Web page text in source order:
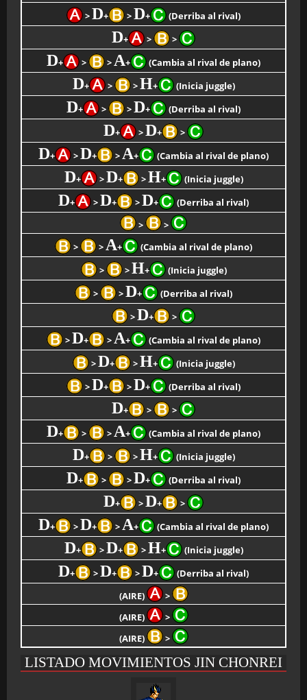
>D+ >D+ (Derriba al rival)
D+ > >
D+ > > A+ (Cambia al rival de plano)
D+ > >H+ (Inicia juggle)
D+ > >D+ (Derriba al rival)
D+ >D+ >
D+ >D+ > A+ (Cambia al rival de plano)
D+ >D+ >H+ (Inicia juggle)
D+ >D+ >D+
(Derriba al rival)
>
>
>
> A+
(Cambia al rival de plano)
>
>H+
(Inicia juggle)
>
>D+
(Derriba al rival)
>D+
>
>D+ > A+
(Cambia al rival de plano)
>D+ >H+
(Inicia juggle)
>D+ >D+ (Derriba al rival)
D+ > >
D+ > > A+ (Cambia al rival de plano)
D+ > >H+ (Inicia juggle)
D+ > >D+ (Derriba al rival)
D+ >D+ >
D+ >D+ > A+ (Cambia al rival de plano)
D+ >D+ >H+ (Inicia juggle)
D+ >D+ >D+
(Derriba al rival)
(AIRE)
>
(AIRE)
>
(AIRE)
>
LISTADO MOVIMIENTOS JIN CHONREI